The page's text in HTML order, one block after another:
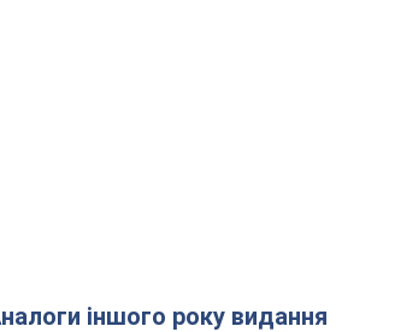
Аналоги іншого року видання